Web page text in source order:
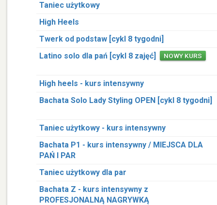
Taniec użytkowy
High Heels
Twerk od podstaw [cykl 8 tygodni]
Latino solo dla pań [cykl 8 zajęć]
NOWY KURS
High heels - kurs intensywny
Bachata Solo Lady Styling OPEN [cykl 8 tygodni]
Taniec użytkowy - kurs intensywny
Bachata P1 - kurs intensywny / MIEJSCA DLA
PAŃ I PAR
Taniec użytkowy dla par
Bachata Z - kurs intensywny z
PROFESJONALNĄ NAGRYWKĄ